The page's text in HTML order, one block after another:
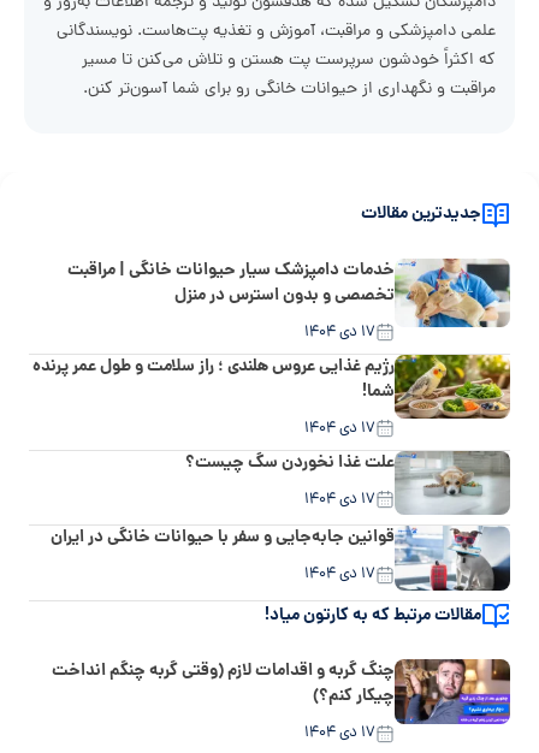
علمی دامپزشکی و مراقبت، آموزش و تغذیه پت‌هاست. نویسندگانی
که اکثراً خودشون سرپرست پت هستن و تلاش می‌کنن تا مسیر
مراقبت و نگهداری از حیوانات خانگی رو برای شما آسون‌تر کنن.
جدیدترین مقالات
خدمات دامپزشک سیار حیوانات خانگی | مراقبت
تخصصی و بدون استرس در منزل
۱۷ دی ۱۴۰۴
رژیم غذایی عروس هلندی ؛ راز سلامت و طول عمر پرنده
شما!
۱۷ دی ۱۴۰۴
علت غذا نخوردن سگ چیست؟
۱۷ دی ۱۴۰۴
قوانین جابه‌جایی و سفر با حیوانات خانگی در ایران
۱۷ دی ۱۴۰۴
مقالات مرتبط که به کارتون میاد!
چنگ گربه و اقدامات لازم (وقتی گربه چنگم انداخت
چیکار کنم؟)
۱۷ دی ۱۴۰۴